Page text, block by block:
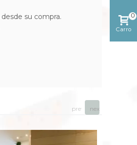
su compra.
prev next
Carro
0